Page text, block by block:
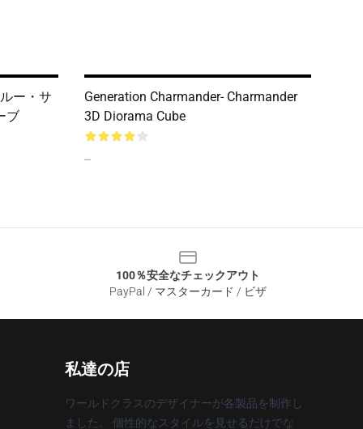
ー・サ
ブ
Generation Charmander- Charmander
3D Diorama Cube
--
100％安全なチェックアウト
PayPal / マスターカード / ビザ
私達の店
ワールドクラスのデザイナーが各製品を制作し
ました。 個性的なスタイルを見せるだけでな